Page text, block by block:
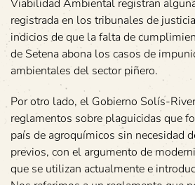
Viabilidad Ambiental registran
registrada en los tribunales de
indicios de que la falta de
de Setena abona los casos de
ambientales del sector piñero.
Por otro lado, el Gobierno Solís-
reglamentos sobre plaguicidas que
país de agroquímicos sin necesidad
previos, con el argumento de
que se utilizan actualmente e